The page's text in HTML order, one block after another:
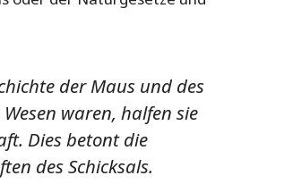
der Maus und des
waren, halfen sie
Dies betont die
des Schicksals.